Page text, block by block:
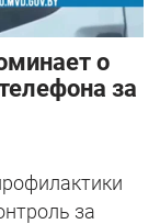
о
за
за